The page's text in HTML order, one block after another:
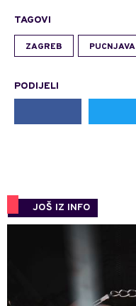
TAGOVI
ZAGREB PUCNJAVA
PODIJELI
JOŠ IZ INFO